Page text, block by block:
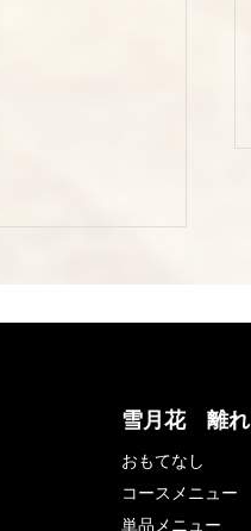
雪月花 離れ
おもてなし
コースメニュー
単品メニュー